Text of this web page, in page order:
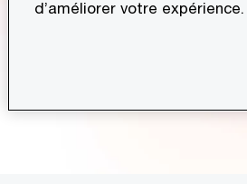
d’améliorer votre expérience.